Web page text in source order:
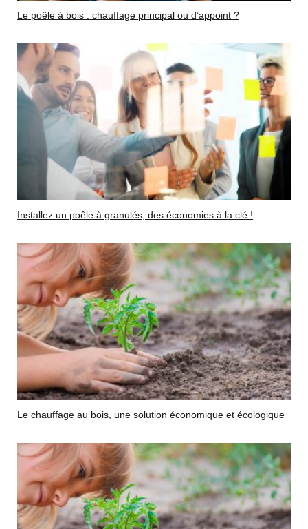
Le poêle à bois : chauffage principal ou d’appoint ?
Installez un poêle à granulés, des économies à la clé !
Le chauffage au bois, une solution économique et écologique